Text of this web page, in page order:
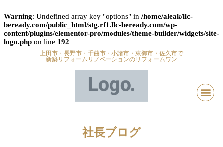
Warning: Undefined array key "options" in /home/aleak/llc-
beready.com/public_html/stg.rf1.llc-beready.com/wp-
content/plugins/elementor-pro/modules/theme-builder/widgets/site-
logo.php on line 192
上田市・長野市・千曲市・小諸市・東御市・佐久市で
新築リフォームリノベーションのリフォームワン
社長ブログ